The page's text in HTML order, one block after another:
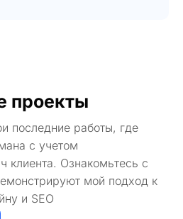
проекты
последние работы, где
с учетом
клиента. Ознакомьтесь с
мой подход к
и SEO